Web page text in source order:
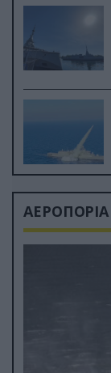
ΑΕΡΟΠΟΡΙΑ